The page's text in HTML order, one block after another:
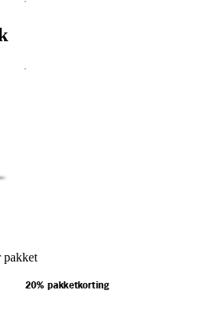
pakket
20% pakketkorting